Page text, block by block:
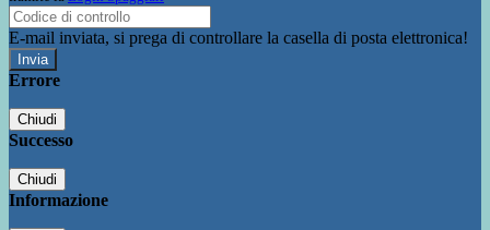
E-mail inviata, si prega di controllare la casella di posta elettronica!
Errore
Chiudi
Successo
Chiudi
Informazione